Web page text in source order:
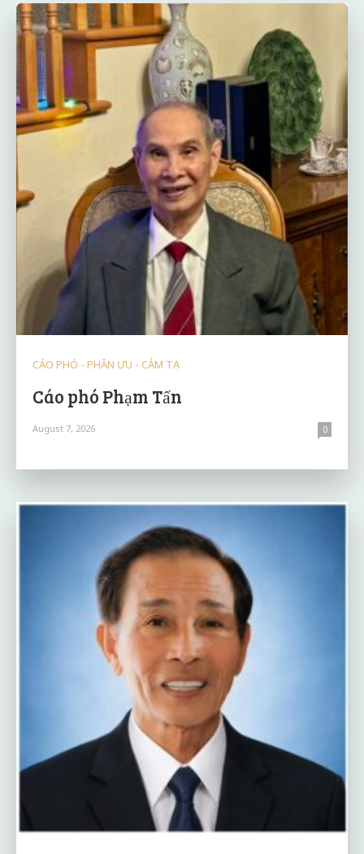
CÁO PHÓ - PHÂN ƯU - CẢM TẠ
Cáo phó Phạm Tấn
August 7, 2026 0